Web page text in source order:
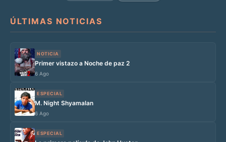
ÚLTIMAS NOTICIAS
NOTICIA
Primer vistazo a Noche de paz 2
6 Ago
ESPECIAL
M. Night Shyamalan
6 Ago
ESPECIAL